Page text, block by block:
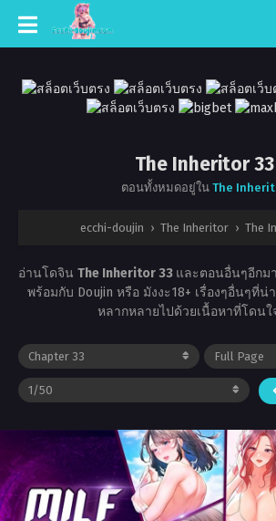
The Inheritor 33
ตอนทั้งหมดอยู่ใน The
ecchi-doujin › The Inheritor › The
อ่านโดจิน The Inheritor 33 และตอนอื่นๆอีกม
พร้อมกับ Doujin หรือ มังงะ18+ เรื่องๆอื่นๆที่
หลากหลายไปด้วยเนื้อหาที่โดนใ